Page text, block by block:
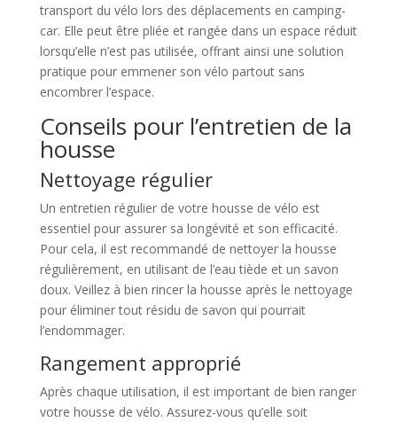
transport du vélo lors des déplacements en camping-
car. Elle peut être pliée et rangée dans un espace réduit
lorsqu’elle n’est pas utilisée, offrant ainsi une solution
pratique pour emmener son vélo partout sans
encombrer l’espace.
Conseils pour l’entretien de la
housse
Nettoyage régulier
Un entretien régulier de votre housse de vélo est
essentiel pour assurer sa longévité et son efficacité.
Pour cela, il est recommandé de nettoyer la housse
régulièrement, en utilisant de l’eau tiède et un savon
doux. Veillez à bien rincer la housse après le nettoyage
pour éliminer tout résidu de savon qui pourrait
l’endommager.
Rangement approprié
Après chaque utilisation, il est important de bien ranger
votre housse de vélo. Assurez-vous qu’elle soit